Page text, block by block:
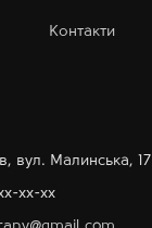
Контакти
вул. Малинська, 17
xx-xx